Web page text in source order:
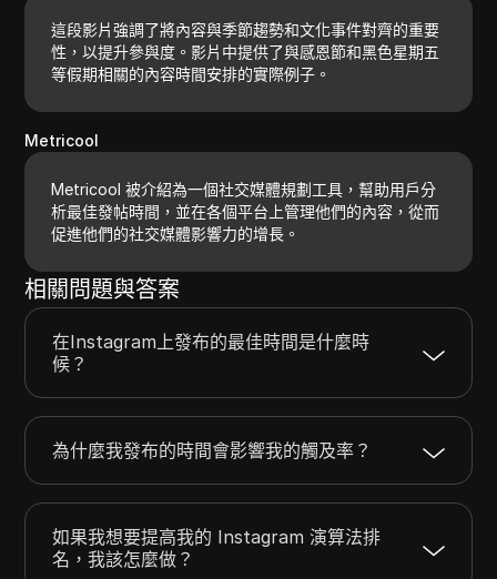
這段影片強調了將內容與季節趨勢和文化事件對齊的重要
性，以提升參與度。影片中提供了與感恩節和黑色星期五
等假期相關的內容時間安排的實際例子。
Metricool
Metricool 被介紹為一個社交媒體規劃工具，幫助用戶分
析最佳發帖時間，並在各個平台上管理他們的內容，從而
促進他們的社交媒體影響力的增長。
相關問題與答案
在Instagram上發布的最佳時間是什麼時
候？
為什麼我發布的時間會影響我的觸及率？
如果我想要提高我的 Instagram 演算法排
名，我該怎麼做？